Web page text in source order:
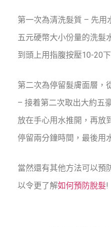
第一次為清洗髮質 – 先用
五元硬幣大小份量的洗髮
到頭上用指腹按壓10-20
第二次為停留髮膚面層，
– 接着第二次取出大約五
放在手心用水推開，再放
停留兩分鐘時間，最後用
當然還有其他方法可以預
以令更了解如何預防脫髮!